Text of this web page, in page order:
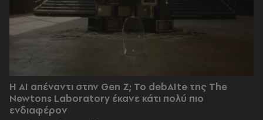
Η AI απέναντι στην Gen Z; Το debAIte της The
Newtons Laboratory έκανε κάτι πολύ πιο
ενδιαφέρον